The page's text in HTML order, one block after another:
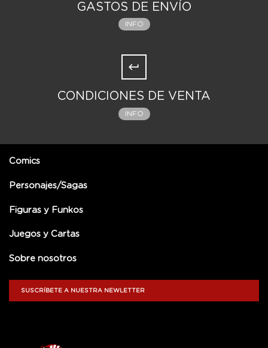
GASTOS DE ENVÍO
INFO
CONDICIONES DE VENTA
INFO
Comics
Personajes/Sagas
Figuras y Funkos
Juegos y Cartas
Sobre nosotros
SUSCRÍBETE A NUESTRA NEWLETTER